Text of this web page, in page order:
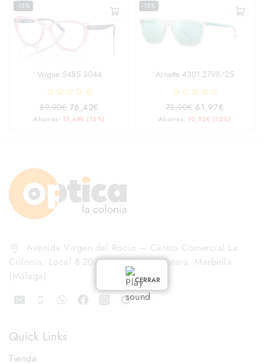
-15%
Vogue 5485 3044
0
of
89,90€ 76,42€
Ahorras: 13,48€ (15%)
-15%
Arnette 4301 2798/25
0
of
72,90€ 61,97€
Ahorras: 10,93€ (15%)
Avenida Virgen del Rocío – Centro Comercial La
Colonia, Local 8-20. San Pedro Alcántara, Marbella
(Málaga)
Quick Links
Tienda
CERRAR